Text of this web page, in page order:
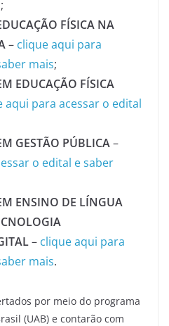
;
FÍSICA NA
– clique aqui para
mais;
EDUCAÇÃO FÍSICA
aqui para acessar o edital
GESTÃO PÚBLICA–
o edital e saber
ENSINO DE LÍNGUA
– clique aqui para
mais.
por meio do programa
(UAB) e contarão com